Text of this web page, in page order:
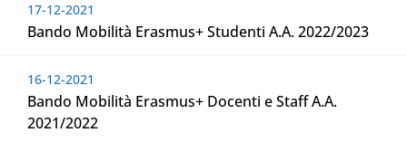
17-12-2021
Bando Mobilità Erasmus+ Studenti A.A. 2022/2023
16-12-2021
Bando Mobilità Erasmus+ Docenti e Staff A.A.
2021/2022